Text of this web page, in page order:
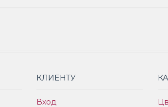
КЛИЕНТУ
Вход